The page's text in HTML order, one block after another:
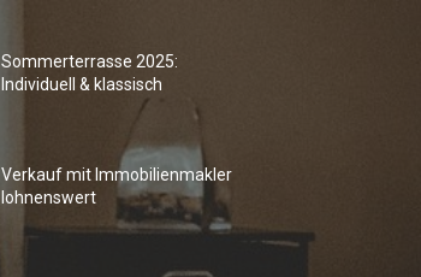
Sommerterrasse 2025:
Individuell & klassisch
Verkauf mit Immobilienmakler
lohnenswert